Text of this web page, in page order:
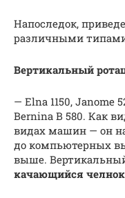
Напоследок,
различными
Вертикальный
— Elna 1150, Janome
Bernina B 580. Как
видах машин — он
до компьютерных
выше.
качающийся челнок